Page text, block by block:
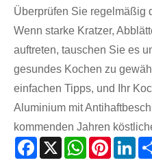
Überprüfen Sie regelmäßig
Wenn starke Kratzer,
auftreten, tauschen Sie es
gesundes Kochen zu
einfachen Tipps, und Ihr
Aluminium mit
kommenden Jahren
Facebook
X WhatsApp